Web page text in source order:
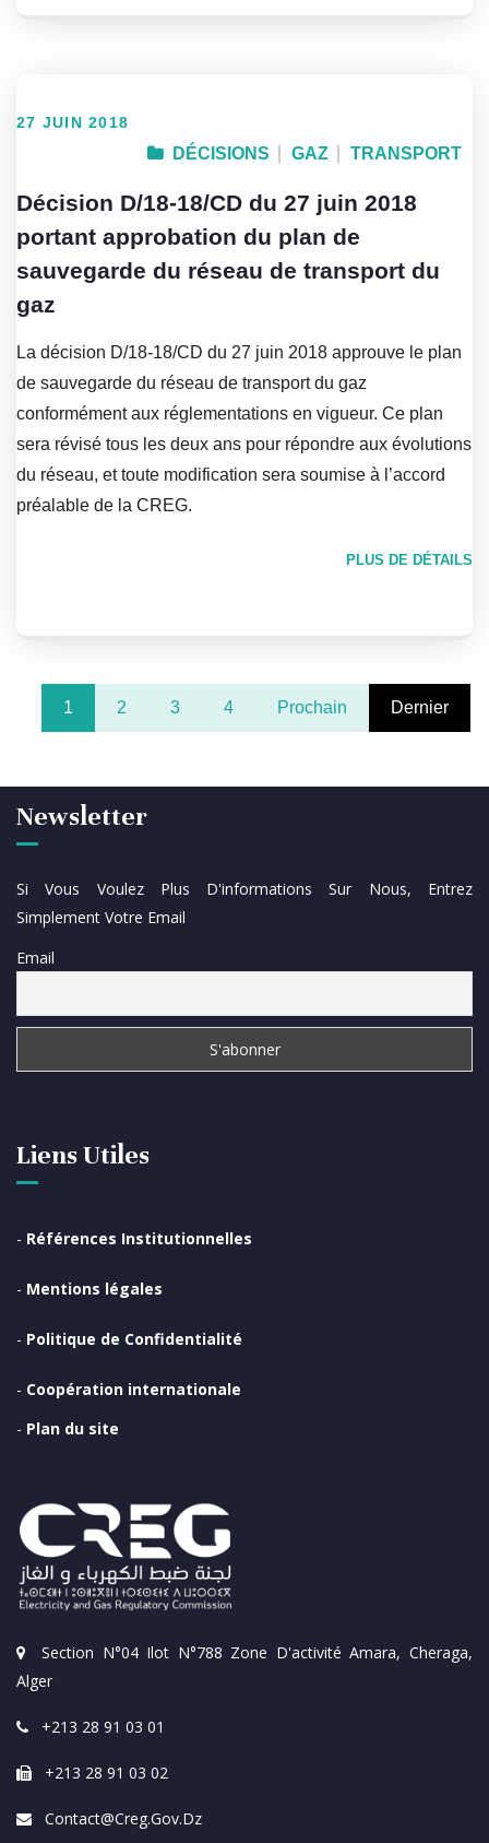
27 JUIN 2018
DÉCISIONS GAZ TRANSPORT
Décision D/18-18/CD du 27 juin 2018
portant approbation du plan de
sauvegarde du réseau de transport du
gaz
La décision D/18-18/CD du 27 juin 2018 approuve le plan
de sauvegarde du réseau de transport du gaz
conformément aux réglementations en vigueur. Ce plan
sera révisé tous les deux ans pour répondre aux évolutions
du réseau, et toute modification sera soumise à l’accord
préalable de la CREG.
PLUS DE DÉTAILS
1 2 3 4 Prochain Dernier
Section N°04 Ilot N°788 Zone D'activité Amara, Cheraga,
Alger
+213 28 91 03 01
+213 28 91 03 02
Contact@creg.gov.dz
Liens Utiles
- Références Institutionnelles
- Mentions légales
- Politique de Confidentialité
- Coopération internationale
- Plan du site
Newsletter
Si Vous Voulez Plus D'informations Sur Nous, Entrez
Simplement Votre Email
Email